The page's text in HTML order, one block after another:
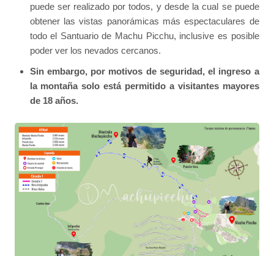
puede ser realizado por todos, y desde la cual se puede
obtener las vistas panorámicas más espectaculares de
todo el Santuario de Machu Picchu, inclusive es posible
poder ver los nevados cercanos.
Sin embargo, por motivos de seguridad, el ingreso a
la montaña solo está permitido a visitantes mayores
de 18 años.